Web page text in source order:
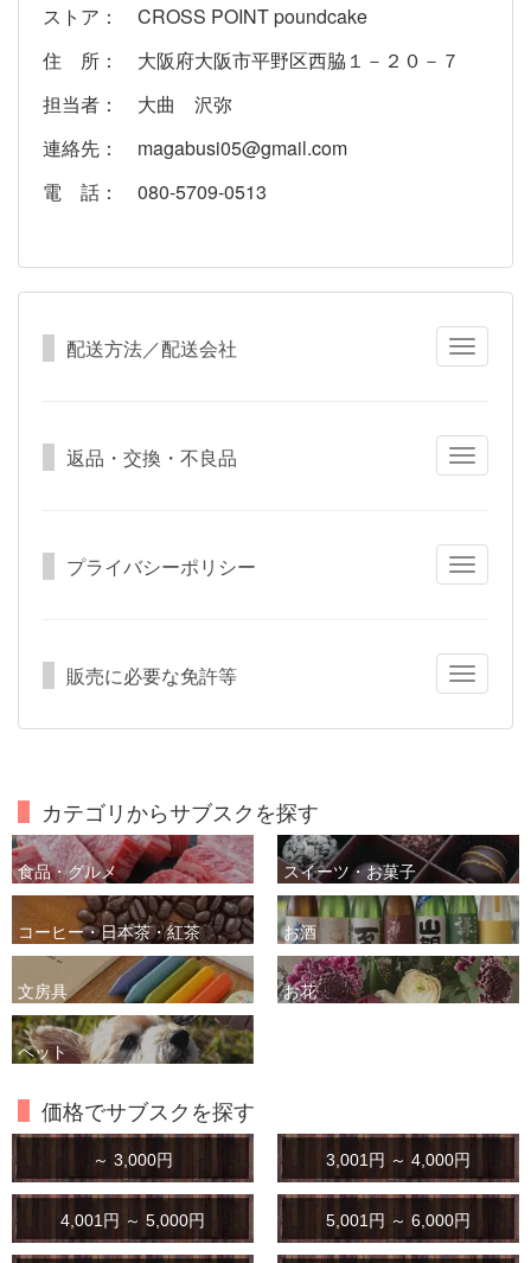
ストア： CROSS POINT poundcake
住 所： 大阪府大阪市平野区西脇１－２０－７
担当者： 大曲 沢弥
連絡先： magabusi05@gmail.com
電 話： 080-5709-0513
Toggle
配送方法／配送会社
Toggle
返品・交換・不良品
Toggle
プライバシーポリシー
Toggle
販売に必要な免許等
カテゴリからサブスクを探す
食品・グルメ スイーツ・お菓子
コーヒー・日本茶・紅茶 お酒
文房具 お花
ペット
価格でサブスクを探す
～ 3,000円 3,001円 ～ 4,000円
4,001円 ～ 5,000円 5,001円 ～ 6,000円